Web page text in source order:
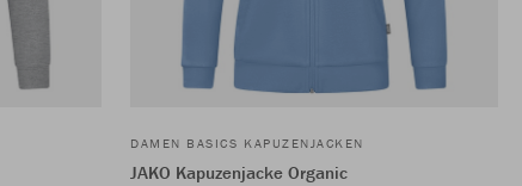
DAMEN BASICS KAPUZENJACKEN
JAKO Kapuzenjacke Organic